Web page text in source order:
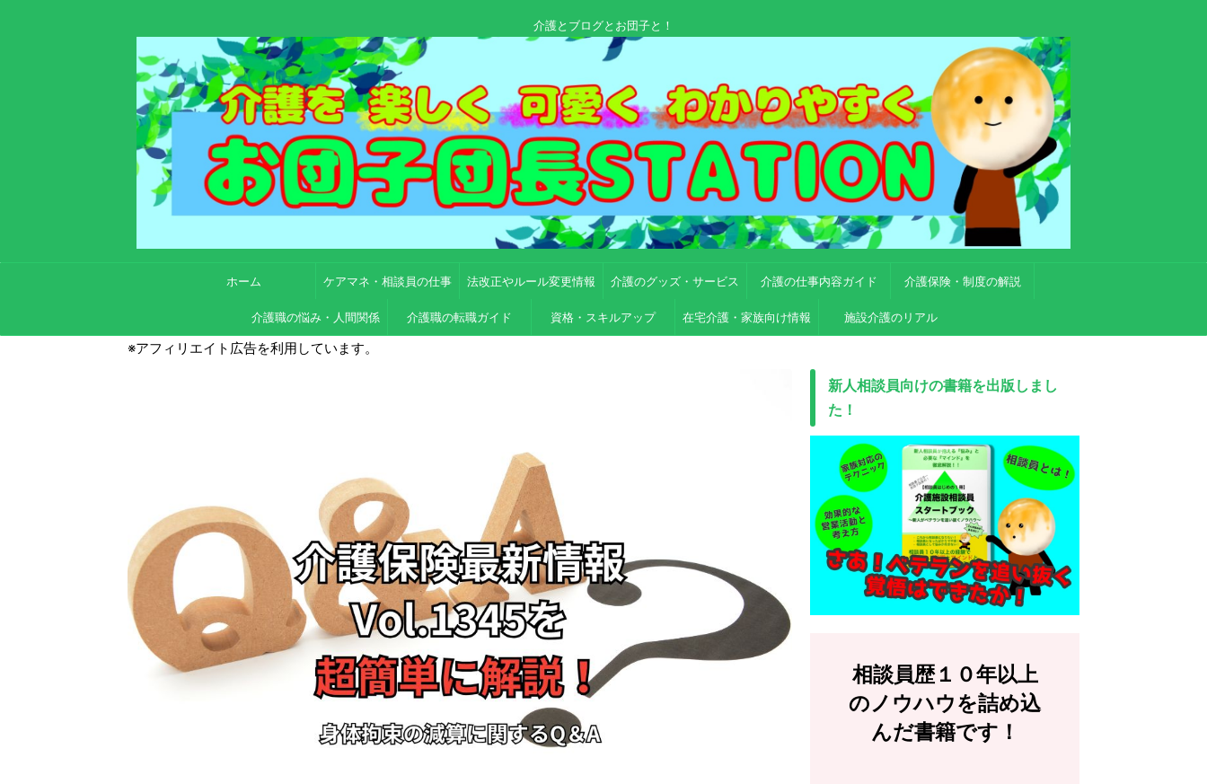
介護とブログとお団子と！
ホーム ケアマネ・相談員の仕事 法改正やルール変更情報 介護のグッズ・サービス 介護の仕事内容ガイド 介護保険・制度の解説
介護職の悩み・人間関係 介護職の転職ガイド 資格・スキルアップ 在宅介護・家族向け情報 施設介護のリアル
※アフィリエイト広告を利用しています。
新人相談員向けの書籍を出版しまし
た！
相談員歴１０年以上
のノウハウを詰め込
んだ書籍です！